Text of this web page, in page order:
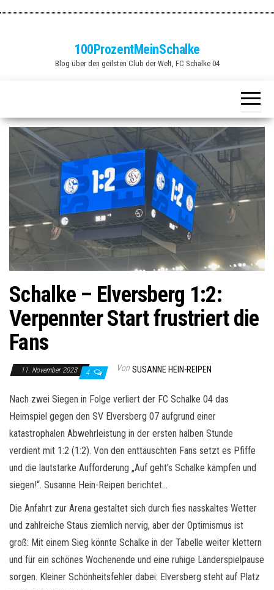
100ProzentMeinSchalke
Blog über den geilsten Club der Welt, FC Schalke 04
Schalke – Elversberg 1:2:
Verpennter Start frustriert die
Fans
11. November 2023 4 Von SUSANNE HEIN-REIPEN
Nach zwei Siegen in Folge verliert der FC Schalke 04 das
Heimspiel gegen den SV Elversberg 07 aufgrund einer
katastrophalen Abwehrleistung in der ersten halben Stunde
verdient mit 1:2 (1:2). Von den enttäuschten Fans setzt es Pfiffe
und die lautstarke Aufforderung „Auf geht’s Schalke kämpfen und
siegen!“. Susanne Hein-Reipen berichtet…
Die Anfahrt zur Arena gestaltet sich durch fies nasskaltes Wetter
und zahlreiche Staus ziemlich nervig, aber der Optimismus ist
groß: Mit einem Sieg könnte Schalke in der Tabelle weiter klettern
und für ein schönes Wochenende und eine ruhige Länderspielpause
sorgen. Kleiner Schönheitsfehler dabei: Elversberg steht auf Platz